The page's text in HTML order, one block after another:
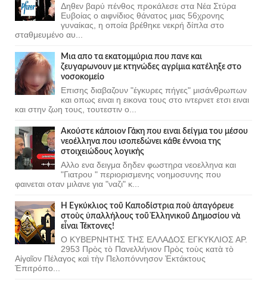
Δηθεν βαρύ πένθος προκάλεσε στα Νέα Στύρα
Ευβοίας ο αιφνίδιος θάνατος μιας 56χρονης
γυναίκας, η οποία βρέθηκε νεκρή δίπλα στο
σταθμευμένο αυ...
Μια απο τα εκατομμύρια που πανε και
ζευγαρωνουν με κτηνώδες αγρίμια κατέληξε στο
νοσοκομείο
Επισης διαβαζουν "έγκυρες πήγες" μισάνθρωπων
και οπως ειναι η εικονα τους στο ιντερνετ ετσι ειναι
και στην ζωη τους, τουτεστιν ο...
Ακούστε κάποιον Γάκη που ειναι δείγμα του μέσου
νεοέλληνα που ισοπεδώνει κάθε έννοια της
στοιχειώδους λογικής
Αλλο ενα δειγμα δηδεν φωστηρα νεοελληνα και
"Γιατρου " περιορισμενης νοημοσυνης που
φαινεται οταν μιλανε για "ναζι" κ...
Ἡ Ἐγκύκλιος τοῦ Καποδίστρια ποὺ ἀπαγόρευε
στοὺς ὑπαλλήλους τοῦ Ἑλληνικοῦ Δημοσίου νὰ
εἶναι Τέκτονες!
Ο ΚΥΒΕΡΝΗΤΗΣ ΤΗΣ ΕΛΛΑΔΟΣ ΕΓΚΥΚΛΙΟΣ ΑΡ.
2953 Πρὸς τὸ Πανελλήνιον Πρὸς τοὺς κατὰ τὸ
Αἰγαῖον Πέλαγος καὶ τὴν Πελοπόννησον Ἐκτάκτους
Ἐπιτρόπο...